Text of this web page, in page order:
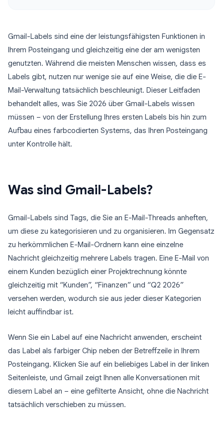
Gmail-Labels sind eine der leistungsfähigsten Funktionen in
Ihrem Posteingang und gleichzeitig eine der am wenigsten
genutzten. Während die meisten Menschen wissen, dass es
Labels gibt, nutzen nur wenige sie auf eine Weise, die die E-
Mail-Verwaltung tatsächlich beschleunigt. Dieser Leitfaden
behandelt alles, was Sie 2026 über Gmail-Labels wissen
müssen – von der Erstellung Ihres ersten Labels bis hin zum
Aufbau eines farbcodierten Systems, das Ihren Posteingang
unter Kontrolle hält.
Was sind Gmail-Labels?
Gmail-Labels sind Tags, die Sie an E-Mail-Threads anheften,
um diese zu kategorisieren und zu organisieren. Im Gegensatz
zu herkömmlichen E-Mail-Ordnern kann eine einzelne
Nachricht gleichzeitig mehrere Labels tragen. Eine E-Mail von
einem Kunden bezüglich einer Projektrechnung könnte
gleichzeitig mit “Kunden”, “Finanzen” und “Q2 2026”
versehen werden, wodurch sie aus jeder dieser Kategorien
leicht auffindbar ist.
Wenn Sie ein Label auf eine Nachricht anwenden, erscheint
das Label als farbiger Chip neben der Betreffzeile in Ihrem
Posteingang. Klicken Sie auf ein beliebiges Label in der linken
Seitenleiste, und Gmail zeigt Ihnen alle Konversationen mit
diesem Label an – eine gefilterte Ansicht, ohne die Nachricht
tatsächlich verschieben zu müssen.